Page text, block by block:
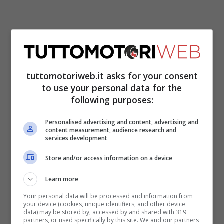
La Mazda sembra aver condotto davvero
un ottimo lavoro su questo gioiellino, ma
ora vi andremo a parlare di quelli che sono
disposizione. Siamo sicuri che questa
promozione farà al caso vostro, ma dovete
fare in fretta perché non durerà a lungo.
Mazda, ecco quanto vi
costerà questa vettura
tuttomotoriweb.it asks for your consent
to use your personal data for the
following purposes:
Personalised advertising and content, advertising and
content measurement, audience research and
services development
Store and/or access information on a device
Learn more
Your personal data will be processed and information from
your device (cookies, unique identifiers, and other device
data) may be stored by, accessed by and shared with 319
partners, or used specifically by this site. We and our partners